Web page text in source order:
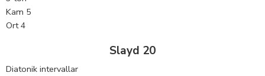
Kam 5
Ort 4
Slayd 20
Diatonik intervallar